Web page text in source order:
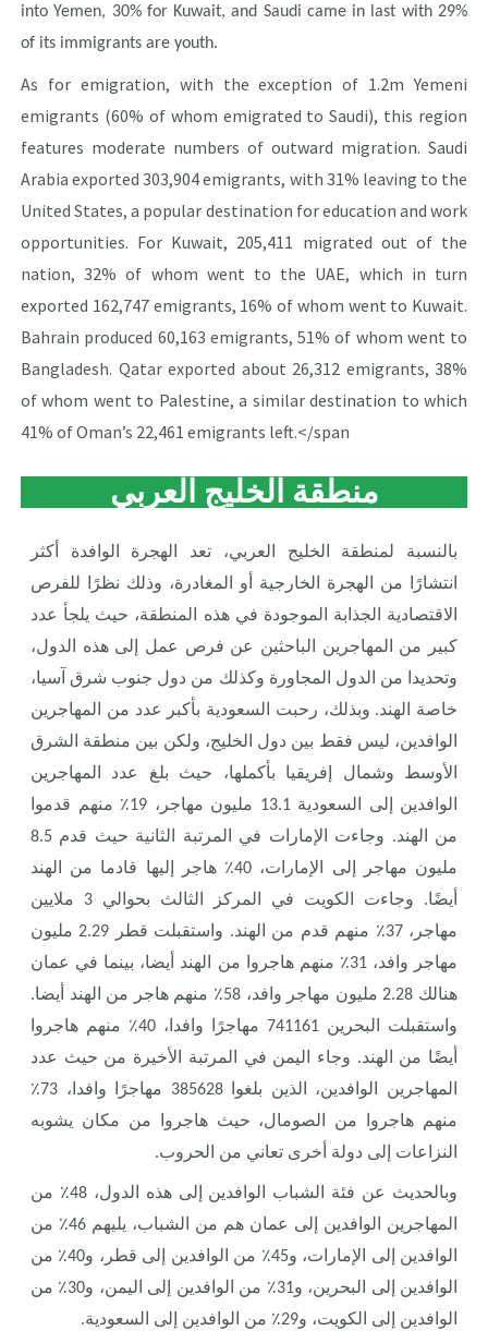
into Yemen, 30% for Kuwait, and Saudi came in last with 29%
of its immigrants are youth.
As for emigration, with the exception of 1.2m Yemeni
emigrants (60% of whom emigrated to Saudi), this region
features moderate numbers of outward migration. Saudi
Arabia exported 303,904 emigrants, with 31% leaving to the
United States, a popular destination for education and work
opportunities. For Kuwait, 205,411 migrated out of the
nation, 32% of whom went to the UAE, which in turn
exported 162,747 emigrants, 16% of whom went to Kuwait.
Bahrain produced 60,163 emigrants, 51% of whom went to
Bangladesh. Qatar exported about 26,312 emigrants, 38%
of whom went to Palestine, a similar destination to which
41% of Oman’s 22,461 emigrants left.</span
منطقة الخليج العربي
بالنسبة لمنطقة الخليج العربي، تعد الهجرة الوافدة أكثر
انتشارًا من الهجرة الخارجية أو المغادرة، وذلك نظرًا للفرص
الاقتصادية الجذابة الموجودة في هذه المنطقة، حيث يلجأ عدد
كبير من المهاجرين الباحثين عن فرص عمل إلى هذه الدول،
وتحديدا من الدول المجاورة وكذلك من دول جنوب شرق آسيا،
خاصة الهند. وبذلك، رحبت السعودية بأكبر عدد من المهاجرين
الوافدين، ليس فقط بين دول الخليج، ولكن بين منطقة الشرق
الأوسط وشمال إفريقيا بأكملها، حيث بلغ عدد المهاجرين
الوافدين إلى السعودية 13.1 مليون مهاجر، 19٪ منهم قدموا
من الهند. وجاءت الإمارات في المرتبة الثانية حيث قدم 8.5
مليون مهاجر إلى الإمارات، 40٪ هاجر إليها قادما من الهند
أيضًا. وجاءت الكويت في المركز الثالث بحوالي 3 ملايين
مهاجر، 37٪ منهم قدم من الهند. واستقبلت قطر 2.29 مليون
مهاجر وافد، 31٪ منهم هاجروا من الهند أيضا، بينما في عمان
هنالك 2.28 مليون مهاجر وافد، 58٪ منهم هاجر من الهند أيضا.
واستقبلت البحرين 741161 مهاجرًا وافدا، 40٪ منهم هاجروا
أيضًا من الهند. وجاء اليمن في المرتبة الأخيرة من حيث عدد
المهاجرين الوافدين، الذين بلغوا 385628 مهاجرًا وافدا، 73٪
منهم هاجروا من الصومال، حيث هاجروا من مكان يشوبه
النزاعات إلى دولة أخرى تعاني من الحروب.
وبالحديث عن فئة الشباب الوافدين إلى هذه الدول، 48٪
من
المهاجرين الوافدين إلى عمان هم من الشباب، يليهم 46٪ من
الوافدين إلى الإمارات، و45٪ من الوافدين إلى قطر، و40٪ من
الوافدين إلى البحرين، و31٪ من الوافدين إلى اليمن، و30٪ من
الوافدين إلى الكويت، و29٪ من الوافدين إلى السعودية.